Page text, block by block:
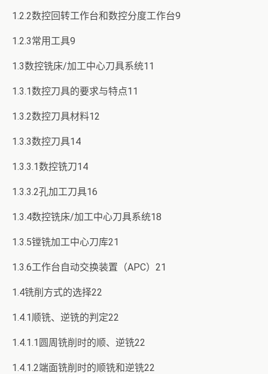
1.2.2数控回转工作台和数控分度工作台9
1.2.3常用工具9
1.3数控铣床/加工中心刀具系统11
1.3.1数控刀具的要求与特点11
1.3.2数控刀具材料12
1.3.3数控刀具14
1.3.3.1数控铣刀14
1.3.3.2孔加工刀具16
1.3.4数控铣床/加工中心刀具系统18
1.3.5镗铣加工中心刀库21
1.3.6工作台自动交换装置（APC）21
1.4铣削方式的选择22
1.4.1顺铣、逆铣的判定22
1.4.1.1圆周铣削时的顺、逆铣22
1.4.1.2端面铣削时的顺铣和逆铣22